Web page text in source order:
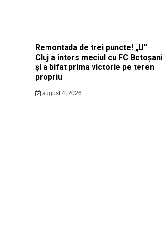
Remontada de trei puncte! „U”
Cluj a întors meciul cu FC Botoșani
și a bifat prima victorie pe teren
propriu
august 4, 2026